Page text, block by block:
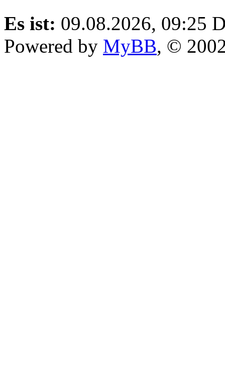
Es ist: 09.08.2026, 09:25
Powered by MyBB, ©